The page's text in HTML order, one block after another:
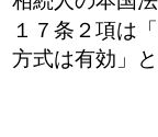
１７条２項は
方式は有効」